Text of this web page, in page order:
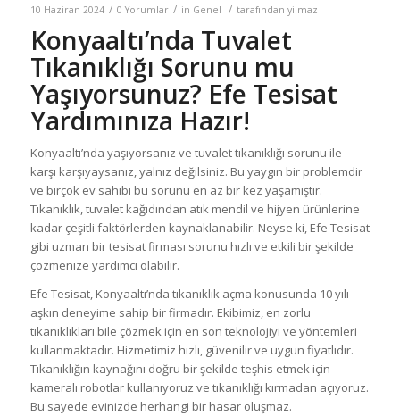
10 Haziran 2024 / 0 Yorumlar / in Genel / tarafından yilmaz
Konyaaltı’nda Tuvalet
Tıkanıklığı Sorunu mu
Yaşıyorsunuz? Efe Tesisat
Yardımınıza Hazır!
Konyaaltı’nda yaşıyorsanız ve tuvalet tıkanıklığı sorunu ile
karşı karşıyaysanız, yalnız değilsiniz. Bu yaygın bir problemdir
ve birçok ev sahibi bu sorunu en az bir kez yaşamıştır.
Tıkanıklık, tuvalet kağıdından atık mendil ve hijyen ürünlerine
kadar çeşitli faktörlerden kaynaklanabilir. Neyse ki, Efe Tesisat
gibi uzman bir tesisat firması sorunu hızlı ve etkili bir şekilde
çözmenize yardımcı olabilir.
Efe Tesisat, Konyaaltı’nda tıkanıklık açma konusunda 10 yılı
aşkın deneyime sahip bir firmadır. Ekibimiz, en zorlu
tıkanıklıkları bile çözmek için en son teknolojiyi ve yöntemleri
kullanmaktadır. Hizmetimiz hızlı, güvenilir ve uygun fiyatlıdır.
Tıkanıklığın kaynağını doğru bir şekilde teşhis etmek için
kameralı robotlar kullanıyoruz ve tıkanıklığı kırmadan açıyoruz.
Bu sayede evinizde herhangi bir hasar oluşmaz.